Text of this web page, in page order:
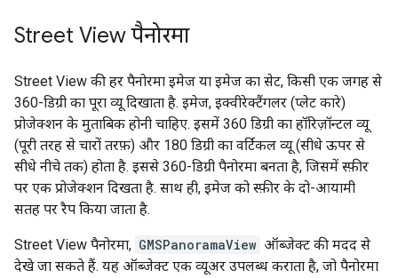
Street View पैनोरमा
Street View की हर पैनोरमा इमेज या इमेज का सेट, किसी एक जगह से
360-डिग्री का पूरा व्यू दिखाता है. इमेज, इक्वीरेक्टैंगलर (प्लेट कारे)
प्रोजेक्शन के मुताबिक होनी चाहिए. इसमें 360 डिग्री का हॉरिज़ॉन्टल व्यू
(पूरी तरह से चारों तरफ़) और 180 डिग्री का वर्टिकल व्यू (सीधे ऊपर से
सीधे नीचे तक) होता है. इससे 360-डिग्री पैनोरमा बनता है, जिसमें स्फ़ीर
पर एक प्रोजेक्शन दिखता है. साथ ही, इमेज को स्फ़ीर के दो-आयामी
सतह पर रैप किया जाता है.
Street View पैनोरमा, GMSPanoramaView ऑब्जेक्ट की मदद से
देखे जा सकते हैं. यह ऑब्जेक्ट एक व्यूअर उपलब्ध कराता है, जो पैनोरमा